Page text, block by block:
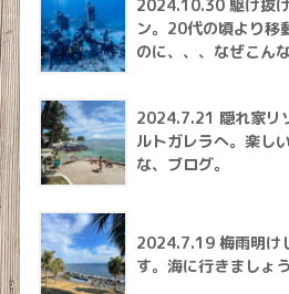
2024.10.30 駆け抜
ン。20代の頃より移
のに、、、なぜこん
2024.7.21 隠れ家リ
ルトガレラへ。楽し
な、ブログ。
2024.7.19 梅雨明け
す。海に行きましょ